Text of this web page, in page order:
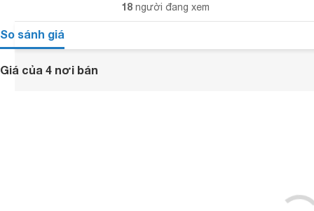
18 người đang xem
So sánh giá
Giá của 4 nơi bán